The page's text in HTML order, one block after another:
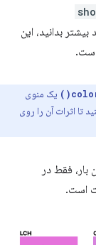
بدانید، این
یک منوی
تا اثرات آن را روی
بار، فقط در
است.